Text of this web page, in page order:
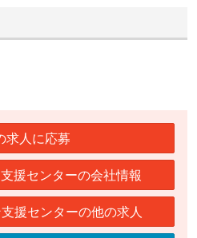
求人に応募
援センターの会社情報
援センターの他の求人